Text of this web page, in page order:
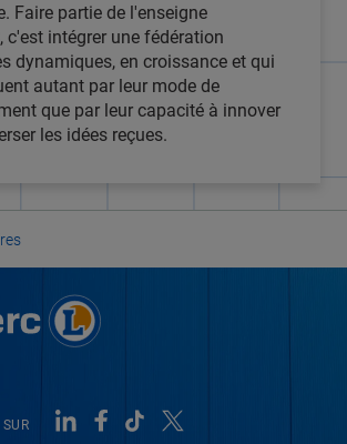
Faire partie de l'enseigne
c'est intégrer une fédération
dynamiques, en croissance et qui
autant par leur mode de
que par leur capacité à innover
les idées reçues.